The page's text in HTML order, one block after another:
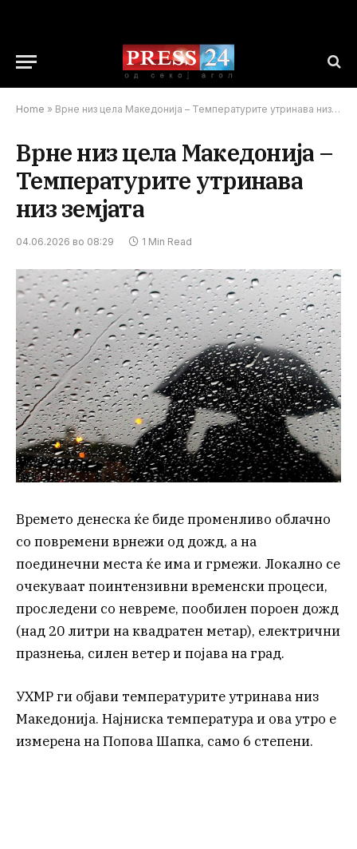
Home » Врне низ цела Македонија – Температурите утринава низ земјата
Врне низ цела Македонија –
Температурите утринава
низ земјата
04.06.2026 во 08:29 1 Min Read
Времето денеска ќе биде променливо облачно
со повремени врнежи од дожд, а на
поединечни места ќе има и грмежи. Локално се
очекуваат поинтензивни временски процеси,
проследени со невреме, пообилен пороен дожд
(над 20 литри на квадратен метар), електрични
празнења, силен ветер и појава на град.
УХМР ги објави температурите утринава низ
Македонија. Најниска температура и ова утро е
измерена на Попова Шапка, само 6 степени.